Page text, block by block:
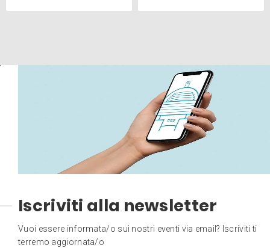
Iscriviti alla newsletter
Vuoi essere informata/o sui nostri eventi via email? Iscriviti ti
terremo aggiornata/o